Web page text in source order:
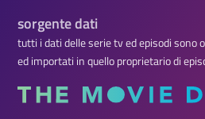
sorgente dati
tutti i dati delle serie tv ed episodi sono
ed importati in quello proprietario di